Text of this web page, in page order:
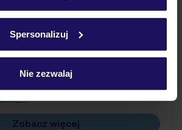
o plikach cookie znajdziesz
Spersonalizuj
Nie zezwalaj
pytania
osobę zgłaszającą?
przedstawiciel TUI?
i gdzie otrzymam karty
Zobacz więcej